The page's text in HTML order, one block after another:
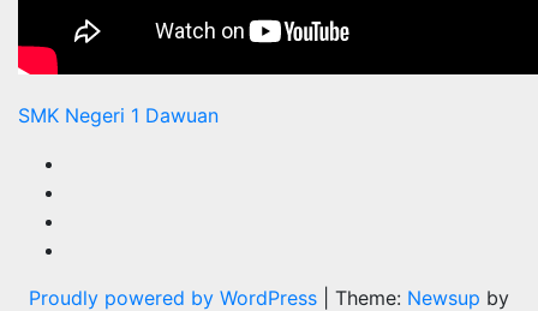
SMK Negeri 1 Dawuan
Proudly powered by WordPress Theme: Newsup by